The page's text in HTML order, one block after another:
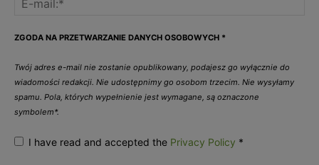
ZGODA NA PRZETWARZANIE DANYCH OSOBOWYCH *
Twój adres e-mail nie zostanie opublikowany, podajesz go wyłącznie do
wiadomości redakcji. Nie udostępnimy go osobom trzecim. Nie wysyłamy
spamu. Pola, których wypełnienie jest wymagane, są oznaczone
symbolem*.
I have read and accepted the Privacy Policy *